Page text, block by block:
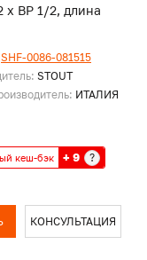
х ВР 1/2, длина
SHF-0086-081515
STOUT
ИТАЛИЯ
кеш-бэк + 9 ?
КОНСУЛЬТАЦИЯ